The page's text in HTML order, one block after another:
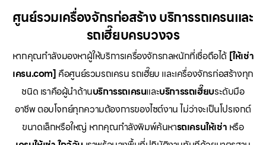
ศูนย์รวมเครื่องจักรก่อสร้าง บริการรถเครนและ
รถเฮี๊ยบครบวงจร
หากคุณกำลังมองหาผู้ให้บริการเครื่องจักรกลหนักที่เชื่อถือได้ [ให้เช่า
เครน.com] คือศูนย์รวมรถเครน รถเฮี๊ยบ และเครื่องจักรก่อสร้างทุก
ชนิด เราคือผู้นำด้านบริการรถเครนและบริการรถเฮี๊ยบระดับมือ
อาชีพ ตอบโจทย์ทุกความต้องการของไซต์งาน ไม่ว่าจะเป็นโปรเจกต์
ขนาดเล็กหรือใหญ่ หากคุณกำลังพิมพ์ค้นหารถเครนให้เช่า หรือ